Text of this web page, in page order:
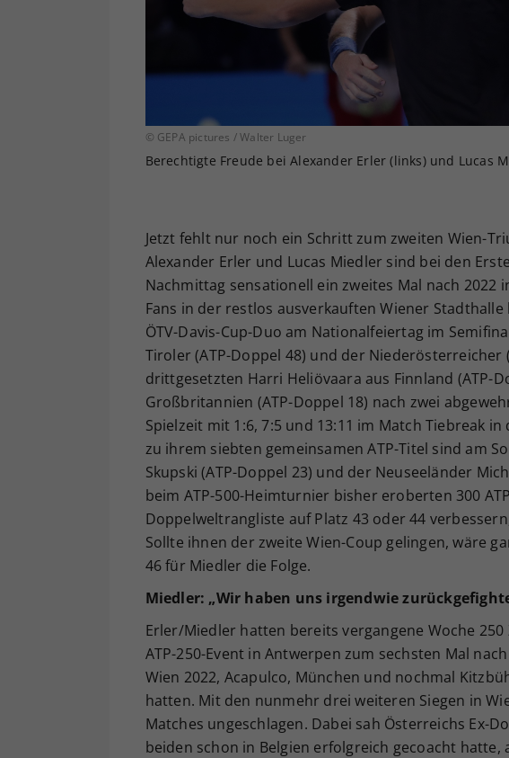
© GEPA pictures / Walter Luger
Berechtigte Freude bei Alexander Erler (links) und Lucas
Jetzt fehlt nur noch ein Schritt zum zweiten Wien-
Alexander Erler und Lucas Miedler sind bei den
Nachmittag sensationell ein zweites Mal nach 2022
Fans in der restlos ausverkauften Wiener
ÖTV-Davis-Cup-Duo am Nationalfeiertag im
Tiroler (ATP-Doppel 48) und der Niederösterreicher
drittgesetzten Harri Heliövaara aus Finnland (ATP-
Großbritannien (ATP-Doppel 18) nach zwei
Spielzeit mit 1:6, 7:5 und 13:11 im Match Tiebreak
zu ihrem siebten gemeinsamen ATP-Titel sind am
Skupski (ATP-Doppel 23) und der Neuseeländer
beim ATP-500-Heimturnier bisher eroberten 300
Doppelweltrangliste auf Platz 43 oder 44
Sollte ihnen der zweite Wien-Coup gelingen, wäre
46 für Miedler die Folge.
Miedler: „Wir haben uns irgendwie
Erler/Miedler hatten bereits vergangene Woche
ATP-250-Event in Antwerpen zum sechsten Mal
Wien 2022, Acapulco, München und nochmal
hatten. Mit den nunmehr drei weiteren Siegen in
Matches ungeschlagen. Dabei sah Österreichs Ex-
beiden schon in Belgien erfolgreich gecoacht